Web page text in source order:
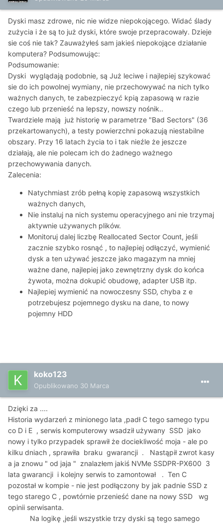
Dyski masz zdrowe, nic nie widze niepokojącego. Widać ślady
zużycia i że są to już dyski, które swoje przepracowały. Dzieje
sie coś nie tak? Zauważyłeś sam jakieś niepokojące działanie
komputera? Podsumowując:
Podsumowanie:
Dyski wyglądają podobnie, są Już leciwe i najlepiej szykować
sie do ich powolnej wymiany, nie przechowywać na nich tylko
ważnych danych, te zabezpieczyć kpią zapasową w razie
czego lub przenieść na lepszy, nowszy nośnik..
Twardziele mają już historię w parametrze "Bad Sectors" (36
przekartowanych), a testy powierzchni pokazują niestabilne
obszary. Przy 16 latach życia to i tak nieźle że jeszcze
działają, ale nie polecam ich do żadnego ważnego
przechowywania danych.
Zalecenia:
Natychmiast zrób pełną kopię zapasową wszystkich
ważnych danych,
Nie instaluj na nich systemu operacyjnego ani nie trzymaj
aktywnie używanych plików.
Monitoruj dalej liczbę Reallocated Sector Count, jeśli
zacznie szybko rosnąć , to najlepiej odłączyć, wymienić
dysk a ten używać jeszcze jako magazym na mniej
ważne dane, najlepiej jako zewnętrzny dysk do końca
żywota, można dokupić obudowę, adapter USB itp.
Najlepiej wymienić na nowoczesny SSD, chyba z e
potrzebujesz pojemnego dysku na dane, to nowy
pojemny HDD
koko123
Opublikowano 30 Marca
Dzięki za ....
Historia wydarzeń z minionego lata ,padł C tego samego typu
co D i E , serwis komputerowy wsadził używany SSD jako
nowy i tylko przypadek sprawił że dociekliwość moja - ale po
kilku dniach , sprawiła braku gwarancji . Nastąpił zwrot kasy
a ja znowu " od jaja " znalazłem jakiś NVMe SSDPR-PX600 3
lata gwarancji i kolejny serwis to zamontował . Ten C
pozostał w kompie - nie jest podłączony by jak padnie SSD z
tego starego C , powtórnie przenieść dane na nowy SSD wg
opinii serwisanta.
Na logikę ,jeśli wszystkie trzy dyski są tego samego